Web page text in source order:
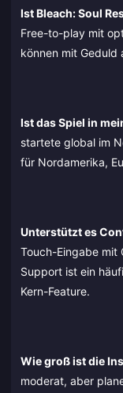
Ist Bleach: Soul
Free-to-play mit
können mit Geduld
Ist das Spiel in
startete global im
für Nordamerika,
Unterstützt es
Touch-Eingabe mit
Support ist ein
Kern-Feature.
Wie groß ist die
moderat, aber